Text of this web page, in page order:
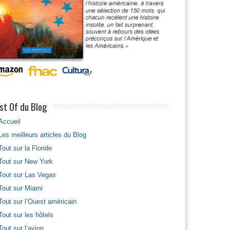
Of du Blog
meilleurs articles du Blog
sur la Floride
sur New York
sur Las Vegas
sur Miami
sur l’Ouest américain
sur les hôtels
sur l’avion